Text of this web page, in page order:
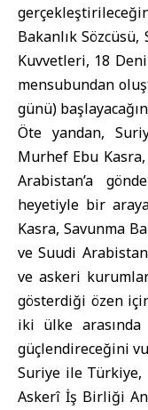
Bakanlık
Kuvvetleri, 18
mensubundan
günü)
Öte yandan,
Murhef Ebu
Arabistan’a
heyetiyle bir
Kasra, Savunma
ve Suudi
ve askeri
gösterdiği özen
iki ülke
güçlendireceğini
Suriye ile Türkiye,
Askerî İş Birliği